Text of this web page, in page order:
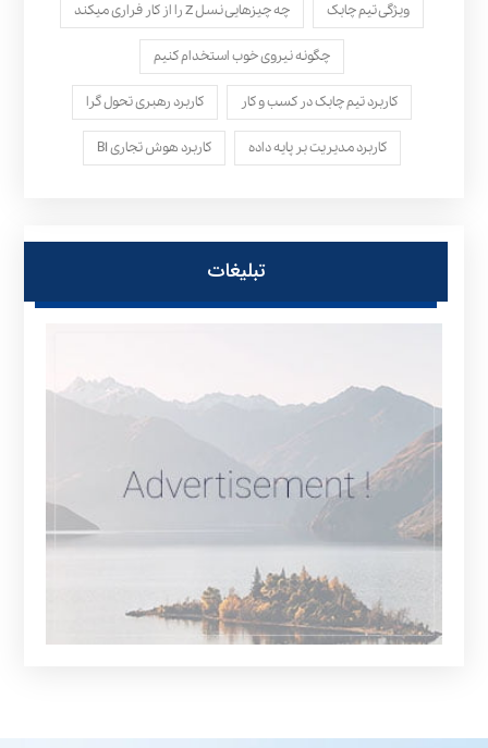
ویژگی تیم چابک چه چیزهایی نسل Z را از کار فراری میکند
چگونه نیروی خوب استخدام کنیم
کاربرد تیم چابک در کسب و کار کاربرد رهبری تحول‌ گرا
کاربرد مدیریت بر پایه داده کاربرد هوش تجاری BI
تبلیغات